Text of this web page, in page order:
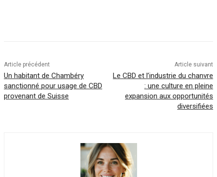
Article précédent
Un habitant de Chambéry
sanctionné pour usage de CBD
provenant de Suisse
Article suivant
Le CBD et l’industrie du chanvre
: une culture en pleine
expansion aux opportunités
diversifiées